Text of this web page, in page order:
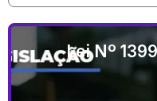
Lei Nº